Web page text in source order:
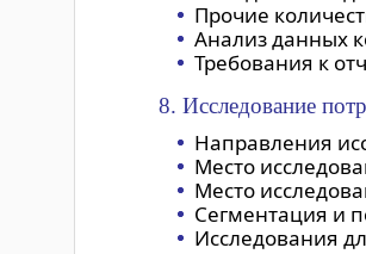
Прочие
Анализ данных
Требования к
8. Исследование
Направления
Место
Место
Сегментация и
Исследования